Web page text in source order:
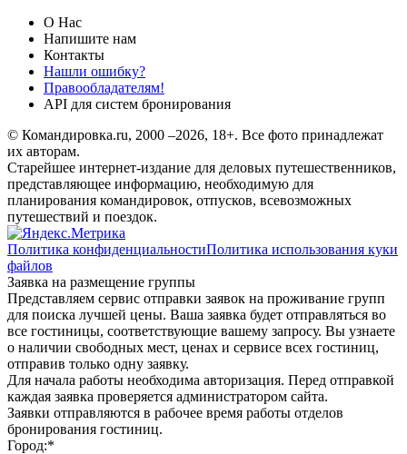
О Нас
Напишите нам
Контакты
Нашли ошибку?
Правообладателям!
API для систем бронирования
© Командировка.ru, 2000 –2026, 18+. Все фото принадлежат
их авторам.
Старейшее интернет-издание для деловых путешественников,
представляющее информацию, необходимую для
планирования командировок, отпусков, всевозможных
путешествий и поездок.
Политика конфиденциальностиПолитика использования куки
файлов
Заявка на размещение группы
Представляем сервис отправки заявок на проживание групп
для поиска лучшей цены. Ваша заявка будет отправляться во
все гостиницы, соответствующие вашему запросу. Вы узнаете
о наличии свободных мест, ценах и сервисе всех гостиниц,
отправив только одну заявку.
Для начала работы необходима авторизация. Перед отправкой
каждая заявка проверяется администратором сайта.
Заявки отправляются в рабочее время работы отделов
бронирования гостиниц.
Город:*